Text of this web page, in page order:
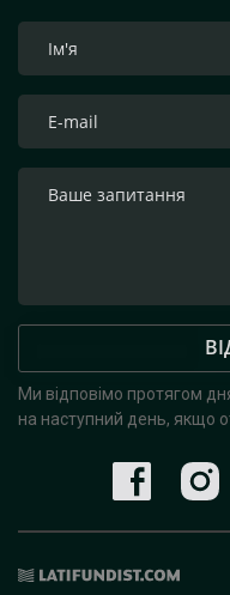
Ми відповімо протягом
на наступний день, якщо